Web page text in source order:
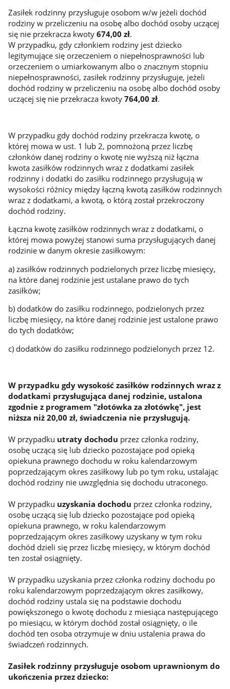
Zasiłek rodzinny przysługuje osobom w/w jeżeli dochód
rodziny w przeliczeniu na osobę albo dochód osoby uczącej
się nie przekracza kwoty 674,00 zł.
W przypadku, gdy członkiem rodziny jest dziecko
legitymujące się orzeczeniem o niepełnosprawności lub
orzeczeniem o umiarkowanym albo o znacznym stopniu
niepełnosprawności, zasiłek rodzinny przysługuje, jeżeli
dochód rodziny w przeliczeniu na osobę albo dochód osoby
uczącej się nie przekracza kwoty 764,00 zł.
W przypadku gdy dochód rodziny przekracza kwotę, o
której mowa w ust. 1 lub 2, pomnożoną przez liczbę
członków danej rodziny o kwotę nie wyższą niż łączna
kwota zasiłków rodzinnych wraz z dodatkami zasiłek
rodzinny i dodatki do zasiłku rodzinnego przysługują w
wysokości różnicy między łączną kwotą zasiłków rodzinnych
wraz z dodatkami, a kwotą, o którą został przekroczony
dochód rodziny.
Łączna kwotę zasiłków rodzinnych wraz z dodatkami, o
której mowa powyżej stanowi suma przysługujących danej
rodzinie w danym okresie zasiłkowym:
a) zasiłków rodzinnych podzielonych przez liczbę miesięcy,
na które danej rodzinie jest ustalane prawo do tych
zasiłków;
b) dodatków do zasiłku rodzinnego, podzielonych przez
liczbę miesięcy, na które danej rodzinie jest ustalone prawo
do tych dodatków;
c) dodatków do zasiłku rodzinnego podzielonych przez 12.
W przypadku gdy wysokość zasiłków rodzinnych wraz z
dodatkami przysługująca danej rodzinie, ustalona
zgodnie z programem "złotówka za złotówkę", jest
niższa niż 20,00 zł, świadczenia nie przysługują.
W przypadku utraty dochodu przez członka rodziny,
osobę uczącą się lub dziecko pozostające pod opieką
opiekuna prawnego dochodu w roku kalendarzowym
poprzedzającym okres zasiłkowy lub po tym roku, ustalając
dochód rodziny nie uwzględnia się dochodu utraconego.
W przypadku uzyskania dochodu przez członka rodziny,
osobę uczącą się lub dziecko pozostające pod opieką
opiekuna prawnego, w roku kalendarzowym
poprzedzającym okres zasiłkowy uzyskany w tym roku
dochód dzieli się przez liczbę miesięcy, w którym dochód
ten został osiągnięty.
W przypadku uzyskania przez członka rodziny dochodu po
roku kalendarzowym poprzedzającym okres zasiłkowy,
dochód rodziny ustala się na podstawie dochodu
powiększonego o kwotę dochodu z miesiąca następującego
po miesiącu, w którym dochód został osiągnięty, o ile
dochód ten osoba otrzymuje w dniu ustalenia prawa do
świadczeń rodzinnych.
Zasiłek rodzinny przysługuje osobom uprawnionym do
ukończenia przez dziecko: